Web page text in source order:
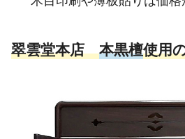
翠雲堂本店本黒檀使用